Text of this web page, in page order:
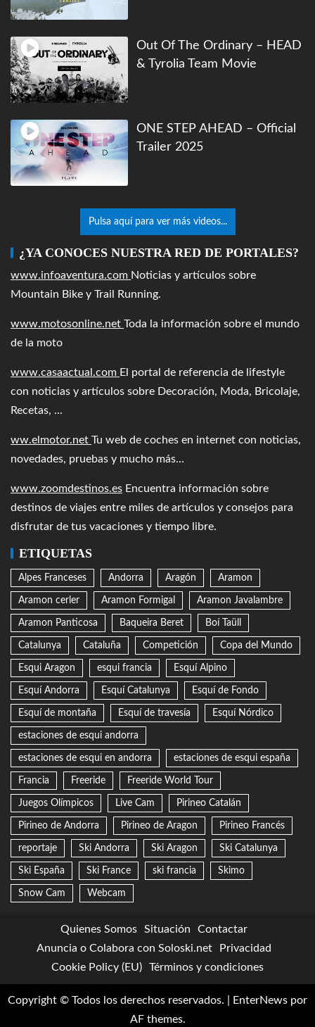
Out Of The Ordinary – HEAD
& Tyrolia Team Movie
ONE STEP AHEAD – Official
Trailer 2025
Pulsa aquí para ver más videos...
¿YA CONOCES NUESTRA RED DE PORTALES?
www.infoaventura.com Noticias y artículos sobre
Mountain Bike y Trail Running.
www.motosonline.net Toda la información sobre el mundo
de la moto
www.casaactual.com El portal de referencia de lifestyle
con noticias y artículos sobre Decoración, Moda, Bricolaje,
Recetas, ...
ww.elmotor.net Tu web de coches en internet con noticias,
novedades, pruebas y mucho más...
www.zoomdestinos.es Encuentra información sobre
destinos de viajes entre miles de artículos y consejos para
disfrutar de tus vacaciones y tiempo libre.
ETIQUETAS
Alpes Franceses Andorra Aragón Aramon
Aramon cerler Aramon Formigal Aramon Javalambre
Aramon Panticosa Baqueira Beret Boí Taüll
Catalunya Cataluña Competición Copa del Mundo
Esqui Aragon esqui francia Esquí Alpino
Esquí Andorra Esquí Catalunya Esquí de Fondo
Esquí de montaña Esquí de travesía Esquí Nórdico
estaciones de esqui andorra
estaciones de esqui en andorra estaciones de esqui españa
Francia Freeride Freeride World Tour
Juegos Olímpicos Live Cam Pirineo Catalán
Pirineo de Andorra Pirineo de Aragon Pirineo Francés
reportaje Ski Andorra Ski Aragon Ski Catalunya
Ski España Ski France ski francia Skimo
Snow Cam Webcam
Quienes Somos Situación
Contactar
Anuncia o Colabora con Soloski.net
Privacidad
Cookie Policy (EU)
Términos y condiciones
Copyright © Todos los derechos reservados. EnterNews por
AF themes.